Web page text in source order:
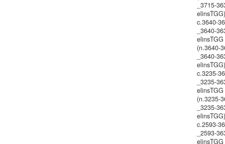
_3715-
elinsTGG)
c.3640-
_3640-
elinsTGG
(n.3640-
_3640-
elinsTGG)
c.3235-
_3235-
elinsTGG
(n.3235-
_3235-
elinsTGG)
c.2593-
_2593-
elinsTGG